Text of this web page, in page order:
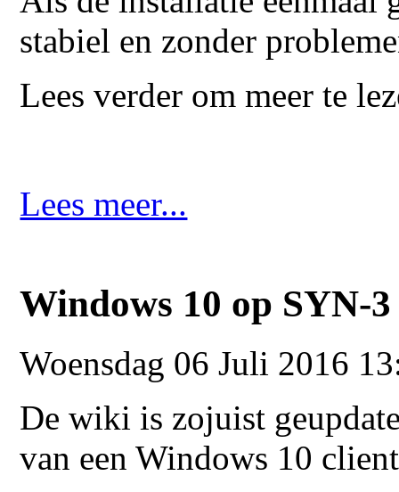
stabiel en zonder
Lees verder om meer te
Lees meer...
Windows 10 op SYN-
Woensdag 06 Juli 2016
De wiki is zojuist
van een Windows 10